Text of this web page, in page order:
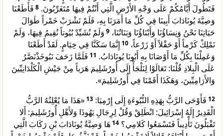
فَتَطُولَ أَيَّامُكُمْ عَلَى وَجْهِ الأَرْضِ الَّتِي أَنْتُمْ فِيهَا مُتَغَرِّبُونَ. 8 فَأَطَعْنَا
وَصِيَّةَ يُونَادَابَ أَبِينَا فِي كُلِّ مَا أَمَرَنَا بِهِ، فَلَمْ نَشْرَبْ خَمْراً طَوَالَ
حَيَاتِنَا نَحْنُ وَنِسَاؤُنَا وَأَبْنَاؤُنَا وَبَنَاتُنَا، 9 وَلَمْ نُشَيِّدْ بُيُوتاً نُقِيمُ فِيهَا، وَلَمْ
نَمْلِكْ كَرْماً أَوْ حَقْلاً أَوْ زَرْعاً، 10 إِنَّمَا سَكَنَّا فِي خِيَامٍ. لَقَدْ أَطَعْنَا
وَعَمِلْنَا بِكُلِّ مَا أَوْصَانَا بِهِ أَبُونَا يُونَادَابُ. 11 فَلَمَّا زَحَفَ نَبُوخَذْنَصَّرُ
عَلَى الْبِلادِ قُلْنَا: تَعَالَوْا لِنَلْجَأْ إِلَى أُورُشَلِيمَ هَرَباً مِنْ جَيْشِ الْكَلْدَانِيِّينَ
وَالأَرَامِيِّينَ، وَهَكَذَا أَقَمْنَا فِي أُورُشَلِيمَ».
12 فَأَوْحَى الرَّبُّ بِهَذِهِ النُّبُوءَةِ إِلَى إِرْمِيَا: 13«هَذَا مَا يُعْلِنُهُ الرَّبُّ
الْقَدِيرُ إِلَهُ إِسْرَائِيلَ: انْطَلِقْ وَقُلْ لِرِجَالِ يَهُوذَا وَلأَهْلِ أُورُشَلِيمَ: أَلا
تَقْبَلُونَ تَأْدِيباً فَتَسْمَعُوا كَلامِي؟ 14هَا وَصِيَّةُ يُونَادَابَ بْنِ رَكَابَ الَّتِي